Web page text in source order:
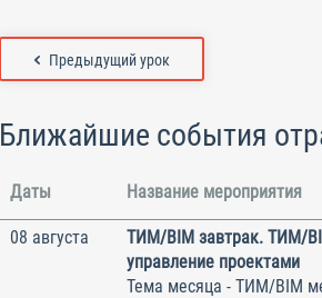
Предыдущий урок
Ближайшие события
Даты Название мероприятия
08 августа
ТИМ/BIM завтрак. ТИМ/
управление проектами
Тема месяца - ТИМ/BIM